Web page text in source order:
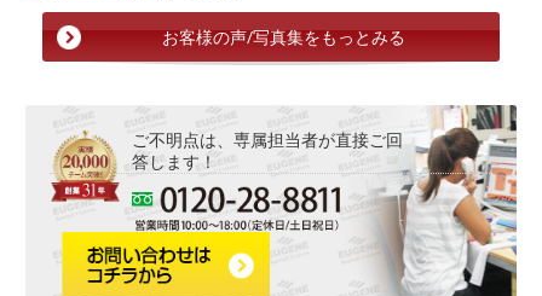
お客様の声/写真集をもっとみる
ご不明点は、専属担当者が直接ご回
答します！